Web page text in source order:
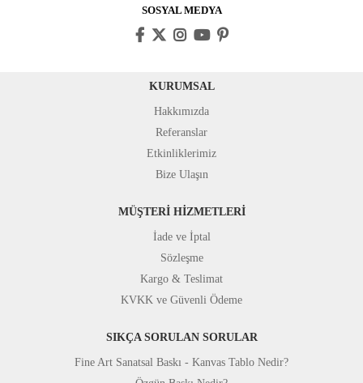
SOSYAL MEDYA
KURUMSAL
Hakkımızda
Referanslar
Etkinliklerimiz
Bize Ulaşın
MÜŞTERİ HİZMETLERİ
İade ve İptal
Sözleşme
Kargo & Teslimat
KVKK ve Güvenli Ödeme
SIKÇA SORULAN SORULAR
Fine Art Sanatsal Baskı - Kanvas Tablo Nedir?